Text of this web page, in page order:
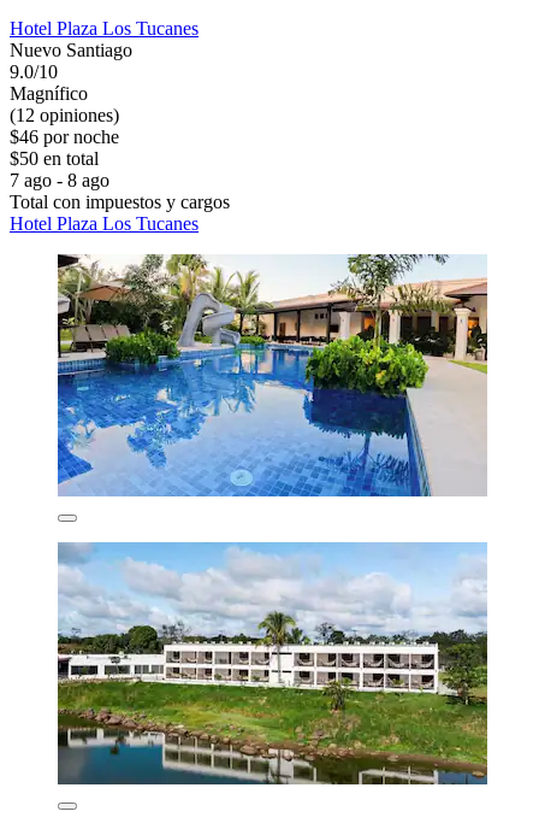
Hotel Plaza Los Tucanes
Nuevo Santiago
9.0/10
Magnífico
(12 opiniones)
$46 por noche
$50 en total
7 ago - 8 ago
Total con impuestos y cargos
Hotel Plaza Los Tucanes